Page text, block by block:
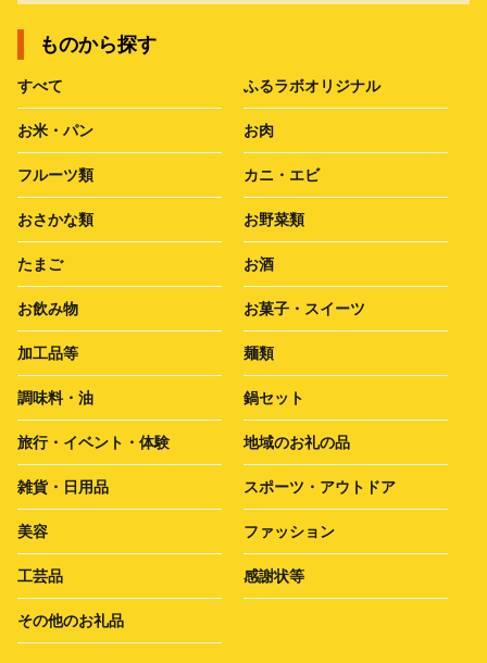
ものから探す
すべて ふるラボオリジナル
お米・パン お肉
フルーツ類 カニ・エビ
おさかな類 お野菜類
たまご お酒
お飲み物 お菓子・スイーツ
加工品等 麺類
調味料・油 鍋セット
旅行・イベント・体験 地域のお礼の品
雑貨・日用品 スポーツ・アウトドア
美容 ファッション
工芸品 感謝状等
その他のお礼品